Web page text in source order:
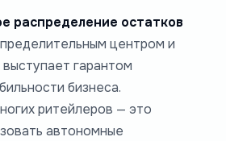
распределение остатков
центром и
гарантом
бизнеса.
ритейлеров — это
автономные